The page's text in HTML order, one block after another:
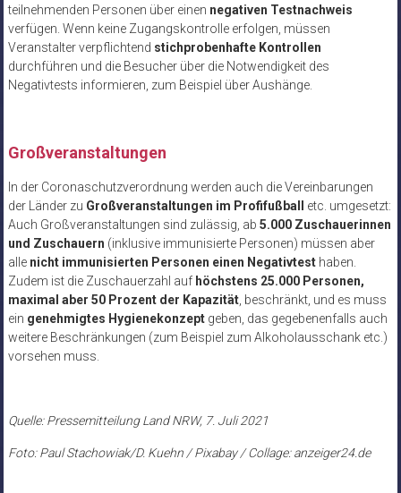
teilnehmenden Personen über einen negativen Testnachweis
verfügen. Wenn keine Zugangskontrolle erfolgen, müssen
Veranstalter verpflichtend stichprobenhafte Kontrollen
durchführen und die Besucher über die Notwendigkeit des
Negativtests informieren, zum Beispiel über Aushänge.
Großveranstaltungen
In der Coronaschutzverordnung werden auch die Vereinbarungen
der Länder zu Großveranstaltungen im Profifußball
etc. umgesetzt:
Auch Großveranstaltungen sind zulässig, ab 5.000 Zuschauerinnen
und Zuschauern (inklusive immunisierte Personen) müssen aber
alle nicht immunisierten Personen einen Negativtesthaben.
Zudem ist die Zuschauerzahl auf höchstens 25.000 Personen,
maximal aber 50 Prozent der Kapazität, beschränkt, und es muss
ein genehmigtes Hygienekonzeptgeben, das gegebenenfalls auch
weitere Beschränkungen (zum Beispiel zum Alkoholausschank etc.)
vorsehen muss.
Quelle: Pressemitteilung Land NRW, 7. Juli 2021
Foto: Paul Stachowiak/D. Kuehn / Pixabay / Collage: anzeiger24.de